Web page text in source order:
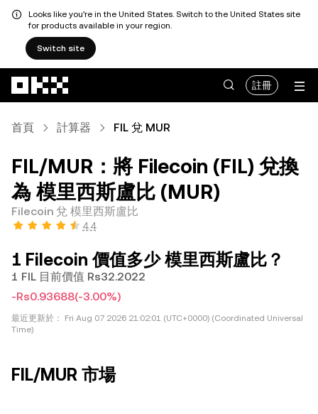
Looks like you're in the United States. Switch to the United States site
for products available in your region.
Switch site
註冊
首頁 計算器 FIL 兌 MUR
FIL/MUR：將 Filecoin (FIL) 兌換
為 模里西斯盧比 (MUR)
Filecoin 兌 模里西斯盧比
4.4
1 Filecoin 價值多少 模里西斯盧比？
1 FIL 目前價值 Rs32.2022
-Rs0.93688(-3.00%)
最近更新於：
Fri Aug 07 2026 21:02:01 (UTC+0000) (Coordinated Universal
Time)
FIL/MUR 市場